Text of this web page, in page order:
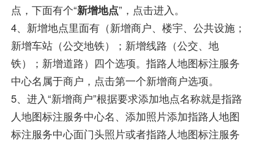
点，下面有个“新增地点”，点击进入。
4、新增地点里面有（新增商户、楼宇、公共设施；
新增车站（公交地铁）；新增线路（公交、地
铁）；新增道路）四个选项。指路人地图标注服务
中心名属于商户，点击第一个新增商户选项。
5、进入“新增商户”根据要求添加地点名称就是指路
人地图标注服务中心名、添加照片添加指路人地图
标注服务中心面门头照片或者指路人地图标注服务